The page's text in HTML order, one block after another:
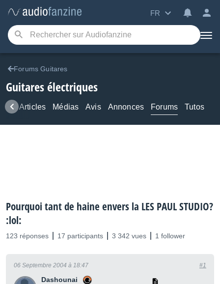
FR
Forums Guitares
Guitares électriques
Articles Médias Avis Annonces Forums Tutos
Pourquoi tant de haine envers la LES PAUL STUDIO?
:lol:
123 réponses 17 participants 3 342 vues 1 follower
Dashounai
06 Septembre 2004 à 18:47 #1